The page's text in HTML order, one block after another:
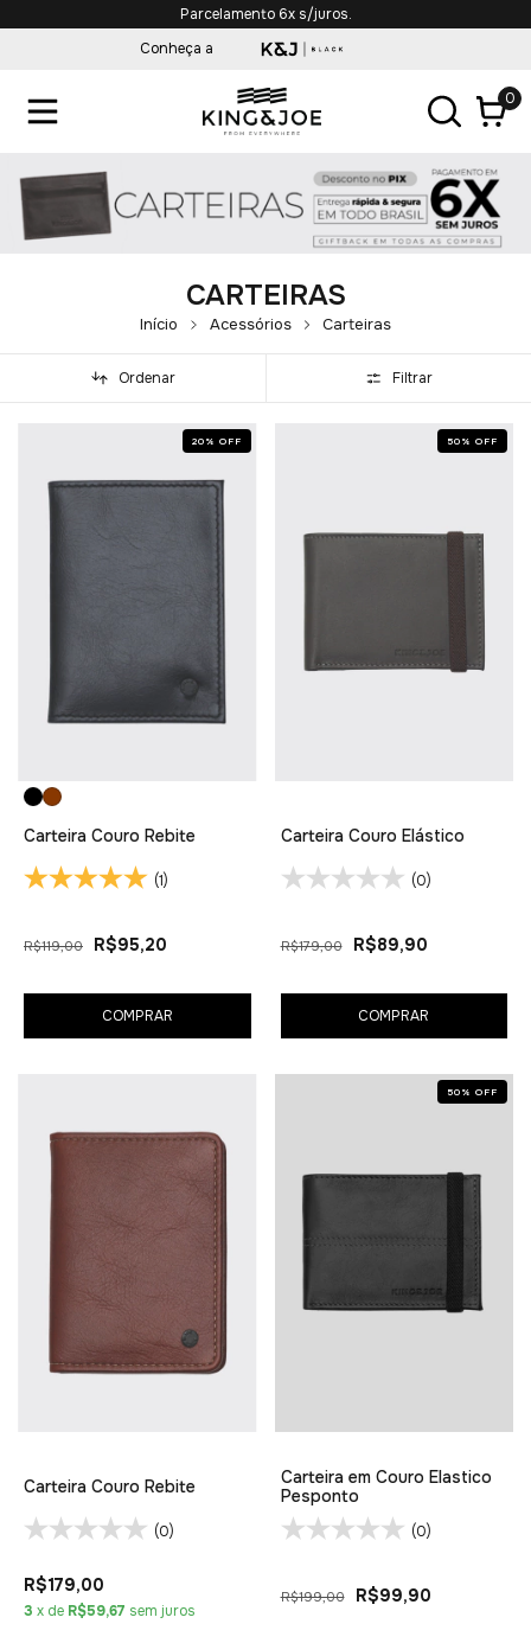
Parcelamento 6x s/juros.
Conheça a
0
CARTEIRAS
Início Acessórios Carteiras
Ordenar Filtrar
20 % OFF
Carteira Couro Rebite
(1)
R$119,00 R$95,20
COMPRAR
50 % OFF
Carteira Couro Elástico
(0)
R$179,00 R$89,90
COMPRAR
Carteira Couro Rebite
(0)
R$179,00
3 x de R$59,67 sem juros
50 % OFF
Carteira em Couro Elastico
Pesponto
(0)
R$199,00 R$99,90